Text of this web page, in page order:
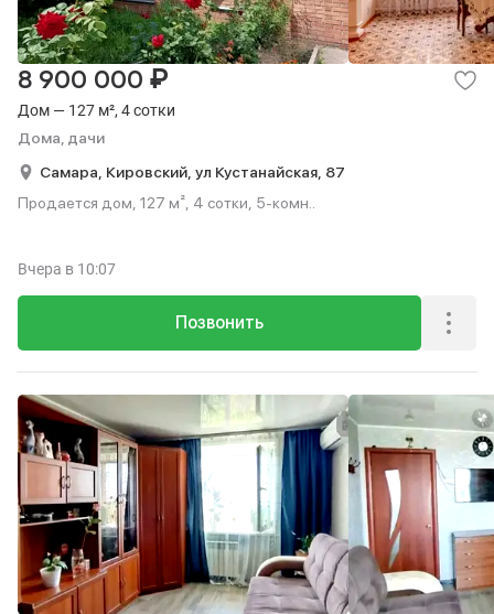
Дом — 127 м², 4 сотки
Дома, дачи
8 900 000 ₽
Самара, Кировский, ул Кустанайская, 87
Продается дом, 127 м², 4 сотки, 5-комн..
Позвонить
Вчера в 10:07